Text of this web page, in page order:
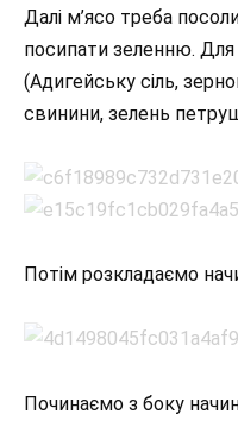
Далі м’ясо треба
посипати зеленню.
(Адигейську сіль,
свинини, зелень
Потім розкладаємо
Починаємо з боку